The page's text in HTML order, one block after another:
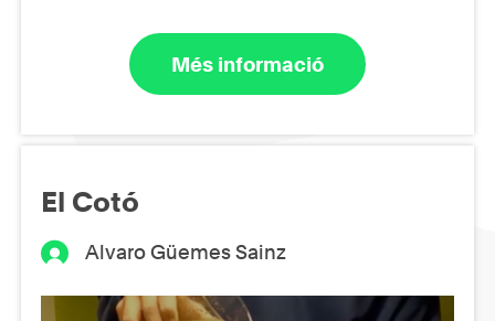
Més informació
El Cotó
Alvaro Güemes Sainz